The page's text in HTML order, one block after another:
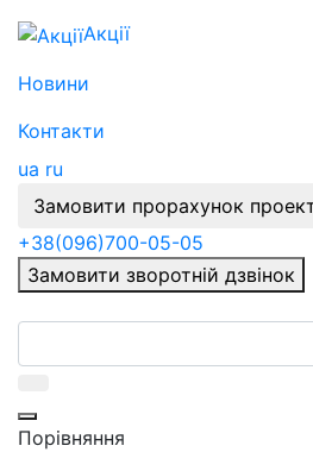
Акції
Новини
Контакти
ua ru
Замовити прорахунок
+38(096)700-05-05
Замовити зворотній дзвінок
Порівняння